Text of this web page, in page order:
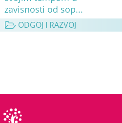
zavisnosti od sop...
ODGOJ I RAZVOJ